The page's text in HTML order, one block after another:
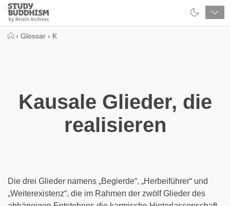
Close
Study
Buddhism
› Glossar › K
Kausale Glieder, die
realisieren
Die drei Glieder namens „Begierde“, „Herbeiführer“ und
„Weiterexistenz“, die im Rahmen der zwölf Glieder des